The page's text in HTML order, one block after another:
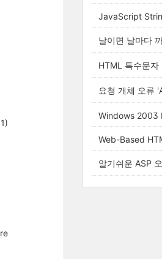
JavaScript
날이면 날마다
HTML 특수문자
요청 개체 오류
Windows 2003
Web-Based
알기쉬운 ASP